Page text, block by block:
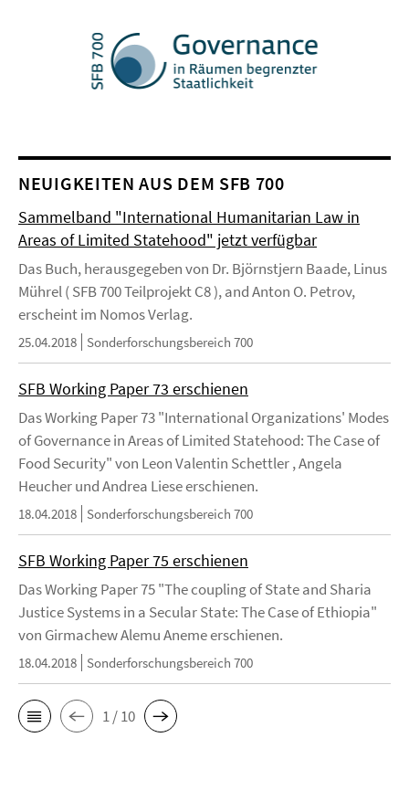
NEUIGKEITEN AUS DEM SFB 700
Sammelband "International Humanitarian Law in
Areas of Limited Statehood" jetzt verfügbar
Das Buch, herausgegeben von Dr. Björnstjern Baade, Linus
Mührel ( SFB 700 Teilprojekt C8 ), and Anton O. Petrov,
erscheint im Nomos Verlag.
25.04.2018 Sonderforschungsbereich 700
SFB Working Paper 73 erschienen
Das Working Paper 73 "International Organizations' Modes
of Governance in Areas of Limited Statehood: The Case of
Food Security" von Leon Valentin Schettler , Angela
Heucher und Andrea Liese erschienen.
18.04.2018 Sonderforschungsbereich 700
SFB Working Paper 75 erschienen
Das Working Paper 75 "The coupling of State and Sharia
Justice Systems in a Secular State: The Case of Ethiopia"
von Girmachew Alemu Aneme erschienen.
18.04.2018 Sonderforschungsbereich 700
1 / 10